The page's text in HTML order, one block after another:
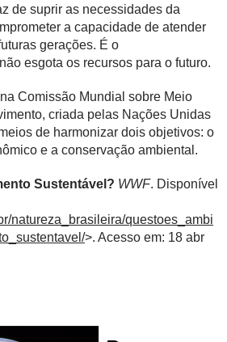
de suprir as necessidades da
a capacidade de atender
gerações. É o
esgota os recursos para o futuro.
Comissão Mundial sobre Meio
criada pelas Nações Unidas
de harmonizar dois objetivos: o
e a conservação ambiental.
Sustentável? WWF. Disponível
natureza_brasileira/questoes_ambi
>. Acesso em: 18 abr